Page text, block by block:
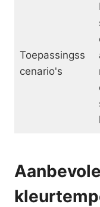
Toepassingss
cenario's